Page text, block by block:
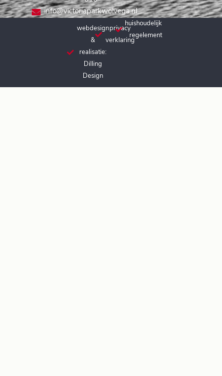
info@victoriaparkwolvega.nl
webdesign
&
realisatie:
Dilling
Design
privacy
verklaring
huishoudelijk
regelement